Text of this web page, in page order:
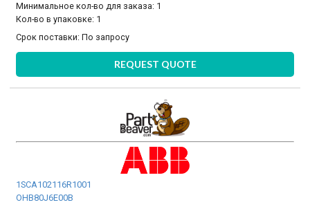
Минимальное кол-во для заказа: 1
Кол-во в упаковке: 1
Срок поставки:По запросу
REQUEST QUOTE
1SCA102116R1001
OHB80J6E00B